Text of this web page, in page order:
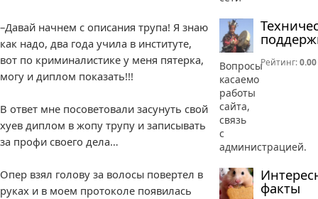
–Давай начнем с описания трупа! Я знаю
как надо, два года учила в институте,
вот по криминалистике у меня пятерка,
могу и диплом показать!!!
В ответ мне посоветовали засунуть свой
хуев диплом в жопу трупу и записывать
за профи своего дела…
Опер взял голову за волосы повертел в
руках и в моем протоколе появилась
Вопросы
касаемо
работы
сайта,
связь
с
администрацией.
Рейтинг:0.00
факты